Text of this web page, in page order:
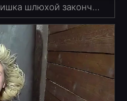
Примерка сексуального бельишка шлюхой закончилась сочным трахом